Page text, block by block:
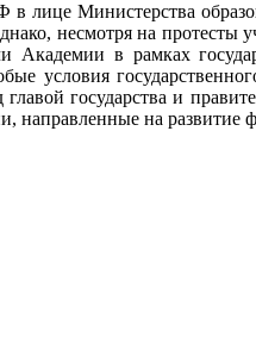
в лице Министерства
несмотря на протесты
в рамках
условия
государства и
направленные на развитие